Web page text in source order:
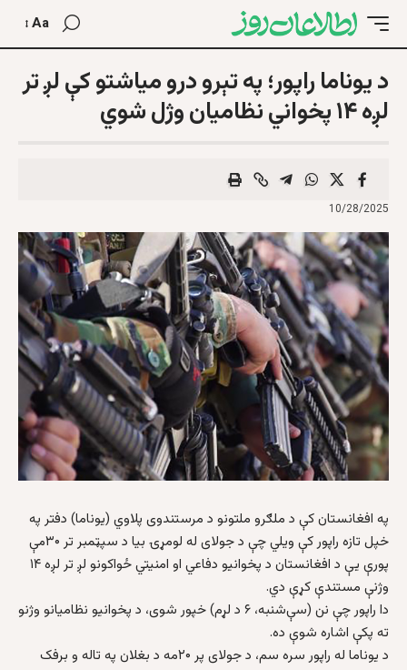
Aa
د یوناما راپور؛ په تېرو درو میاشتو کې لږ تر
لږه ۱۴ پخواني نظامیان وژل شوي
10/28/2025
په افغانستان کې د ملګرو ملتونو د مرستندوی پلاوي (یوناما) دفتر په
خپل تازه راپور کې ویلي چې د جولای له لومړۍ بیا د سپټمبر تر ۳۰مې
پورې یې د افغانستان د پخوانيو دفاعي او امنیتي ځواکونو لږ تر لږه ۱۴
وژنې مستندې کړې دي.
دا راپور چې نن (سې‌شنبه، ۶ د لړم) خپور شوی، د پخوانیو نظامیانو وژنو
ته پکې اشاره شوې ده.
د یوناما له راپور سره سم، د جولای پر ۲۰مه د بغلان په تاله و برفک